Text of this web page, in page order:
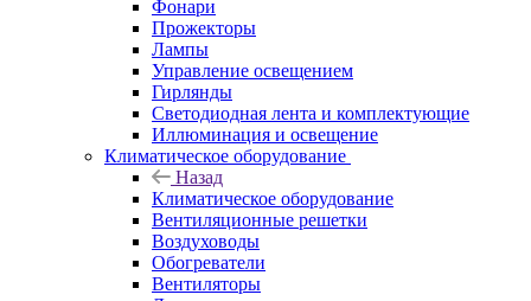
Фонари
Прожекторы
Лампы
Управление освещением
Гирлянды
Светодиодная лента и комплектующие
Иллюминация и освещение
Климатическое оборудование
Назад
Климатическое оборудование
Вентиляционные решетки
Воздуховоды
Обогреватели
Вентиляторы